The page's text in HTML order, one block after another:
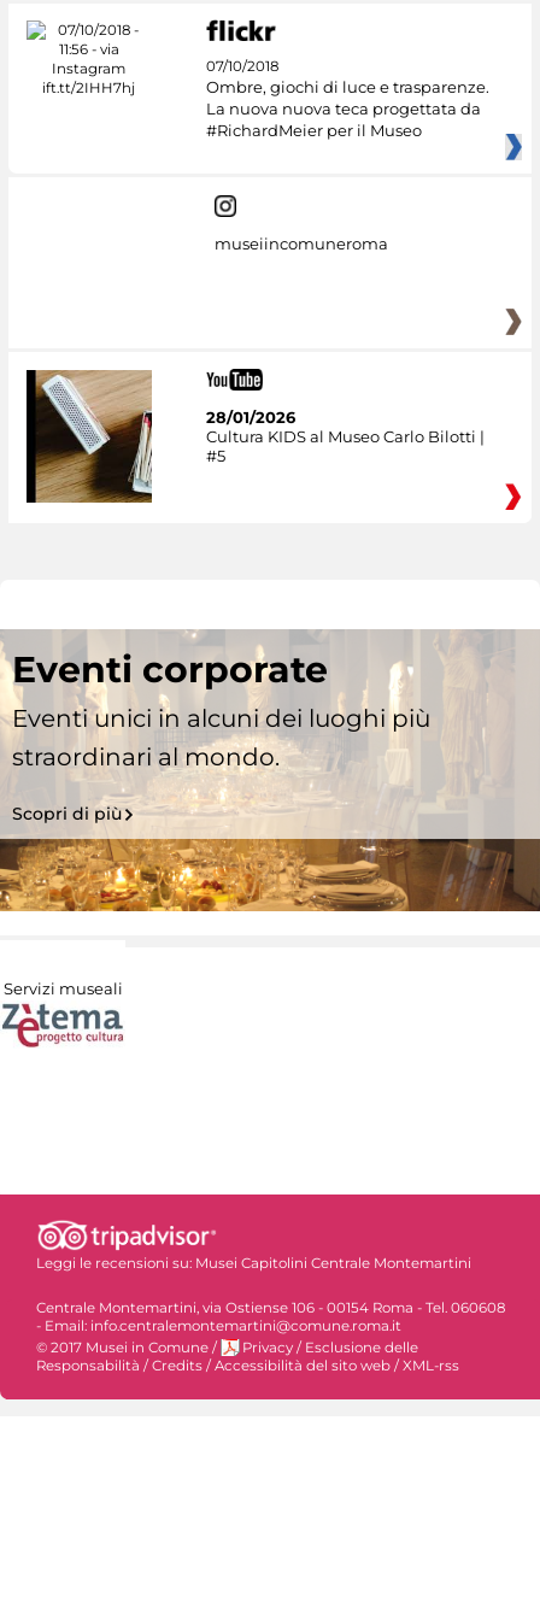
07/10/2018
Ombre, giochi di luce e trasparenze.
La nuova nuova teca progettata da
#RichardMeier per il Museo
museiincomuneroma
28/01/2026
Cultura KIDS al Museo Carlo Bilotti |
#5
Eventi corporate
Eventi unici in alcuni dei luoghi più
straordinari al mondo.
Scopri di più
Servizi museali
Leggi le recensioni su: Musei Capitolini Centrale Montemartini
Centrale Montemartini, via Ostiense 106 - 00154 Roma - Tel. 060608
- Email: info.centralemontemartini@comune.roma.it
© 2017 Musei in Comune / Privacy / Esclusione delle
Responsabilità / Credits / Accessibilità del sito web / XML-rss